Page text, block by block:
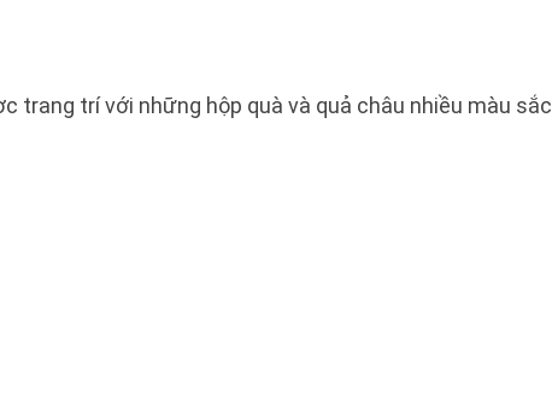
trang trí với những hộp quà và quả châu nhiều màu sắc